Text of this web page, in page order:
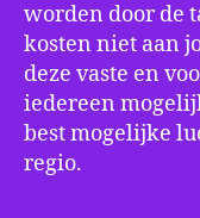
worden door de
kosten niet aan
deze vaste en
iedereen
best mogelijke
regio.